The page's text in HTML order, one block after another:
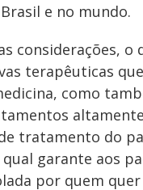
e no mundo.
considerações, o
terapêuticas
como
tratamento do
qual garante aos
por quem quer